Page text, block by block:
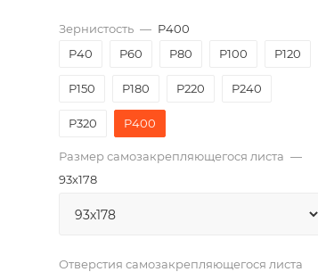
Зернистость — P400
P40
P60 P80 P100 P120
P150 P180 P220 P240
P320 P400
Размер самозакрепляющегося листа —
93х178
Отверстия самозакрепляющегося листа